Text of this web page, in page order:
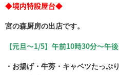
◆境内特設屋台◆
宮の森厨房の出店です。
【元旦～1/5】午前10時30分～午
・お揚げ・牛蒡・キャベツたっぷ